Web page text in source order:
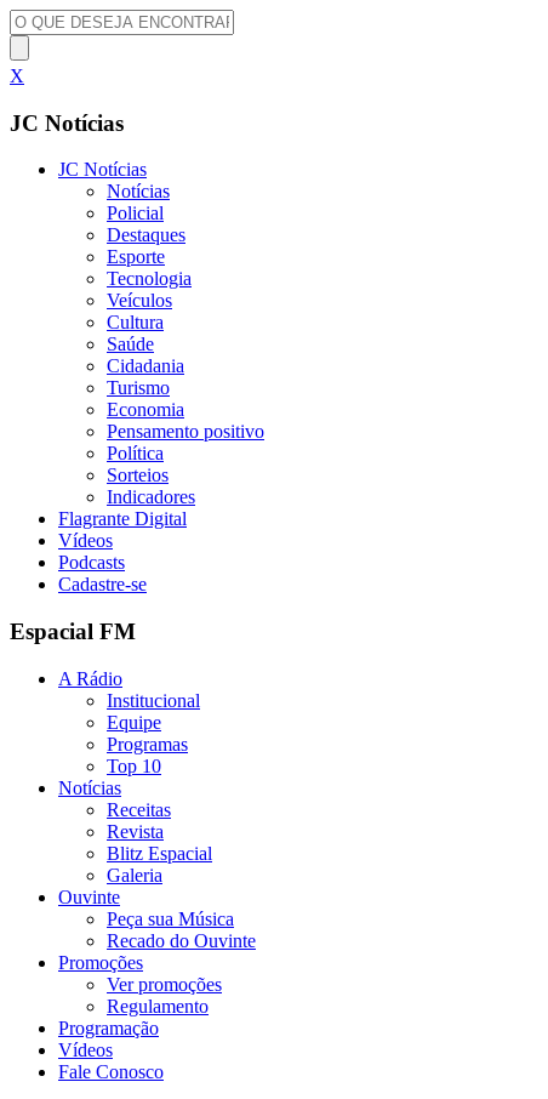
X
JC Notícias
JC Notícias
Notícias
Policial
Destaques
Esporte
Tecnologia
Veículos
Cultura
Saúde
Cidadania
Turismo
Economia
Pensamento positivo
Política
Sorteios
Indicadores
Flagrante Digital
Vídeos
Podcasts
Cadastre-se
Espacial FM
A Rádio
Institucional
Equipe
Programas
Top 10
Notícias
Receitas
Revista
Blitz Espacial
Galeria
Ouvinte
Peça sua Música
Recado do Ouvinte
Promoções
Ver promoções
Regulamento
Programação
Vídeos
Fale Conosco